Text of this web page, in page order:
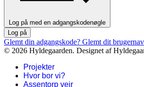
Log på med en adgangskodenøgle
Log på
Glemt din adgangskode? Glemt dit
© 2026 Hyldegaarden. Designet af
Projekter
Hvor bor vi?
Assentorp vejr